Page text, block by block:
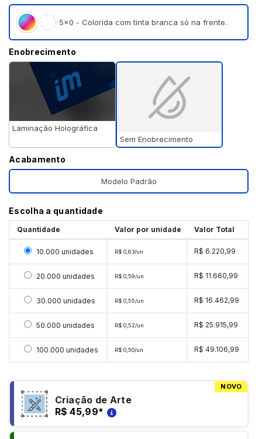
5×0 - Colorida com tinta branca só na frente.
Enobrecimento
Laminação Holográfica
Sem Enobrecimento
Acabamento
Modelo Padrão
Escolha a quantidade
Quantidade Valor por unidade Valor Total
Selecionar 10000 unidades
10.000 unidades R$ 0,63/un R$ 6.220,99
Selecionar 20000 unidades
20.000 unidades R$ 0,59/un R$ 11.660,99
Selecionar 30000 unidades
30.000 unidades R$ 0,55/un R$ 16.462,99
Selecionar 50000 unidades
50.000 unidades R$ 0,52/un R$ 25.915,99
Selecionar 100000 unidades
100.000 unidades R$ 0,50/un R$ 49.106,99
NOVO
Criação de Arte
R$ 45,99*